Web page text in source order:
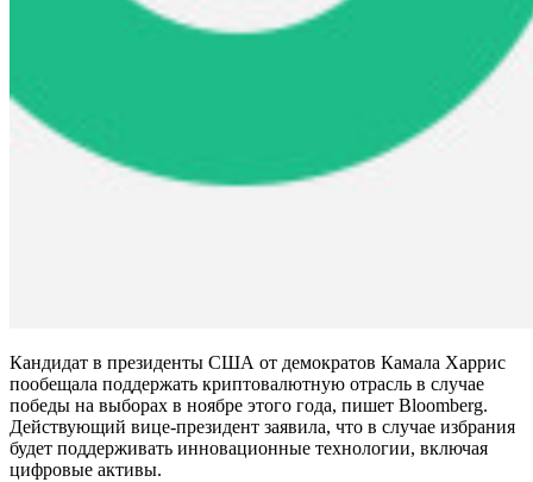
Кандидат в президенты США от демократов Камала Харрис
пообещала поддержать криптовалютную отрасль в случае
победы на выборах в ноябре этого года, пишет Bloomberg.
Действующий вице-президент заявила, что в случае избрания
будет поддерживать инновационные технологии, включая
цифровые активы.